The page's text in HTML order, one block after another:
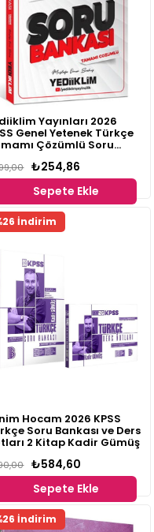
Yayınları 2026
Genel Yetenek Türkçe
Çözümlü Soru
₺254,86
Sepete Ekle
Hocam 2026 KPSS
Soru Bankası ve Ders
2 Kitap Kadir Gümüş
₺584,60
Sepete Ekle
İndirim
İndirim